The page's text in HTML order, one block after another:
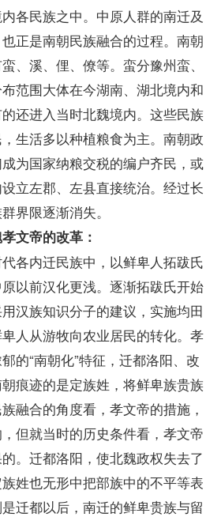
各民族之中。中原人群的南迁及
正是南朝民族融合的过程。南朝
、溪、俚、僚等。蛮分豫州蛮、
范围大体在今湖南、湖北境内和
还进入当时北魏境内。这些民族
生活多以种植粮食为主。南朝政
为国家纳粮交税的编户齐民，或
立左郡、左县直接统治。经过长
界限逐渐消失。
文帝的改革：
内迁民族中，以鲜卑人拓跋氏
以前汉化更浅。逐渐拓跋氏开始
汉族知识分子的建议，实施均田
人从游牧向农业居民的转化。孝
的“南朝化”特征，迁都洛阳、改
痕迹的是定族姓，将鲜卑族贵族
融合的角度看，孝文帝的措施，
但就当时的历史条件看，孝文帝
。迁都洛阳，使北魏政权失去了
姓也无形中把部族中的不平等表
迁都以后，南迁的鲜卑贵族与留